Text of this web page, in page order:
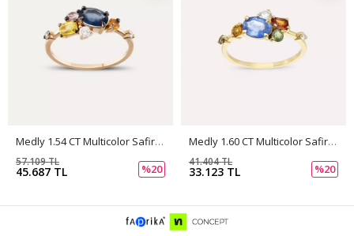
Medly 1.54 CT Multicolor Safir Ve Pırlanta Taşlı Rose Altın Yüzük
45.687 TL
57.109 TL
%20
Medly 1.60 CT Multicolor Safir Ve Pırlanta Taşlı Sarı Altın Yüzük
33.123 TL
41.404 TL
%20